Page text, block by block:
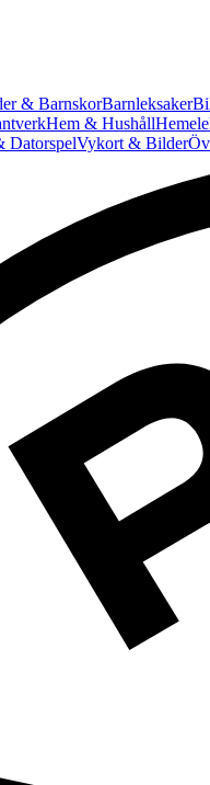
& BarnskorBarnleksaker
Hem & Hushåll
DatorspelVykort & Bilder